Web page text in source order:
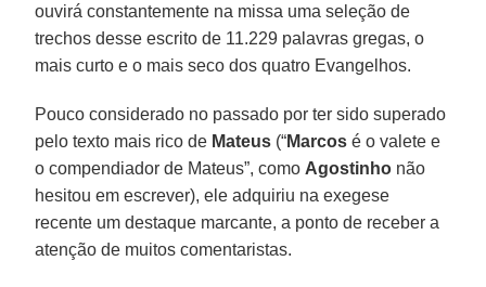
ouvirá constantemente na missa uma seleção de
trechos desse escrito de 11.229 palavras gregas, o
mais curto e o mais seco dos quatro Evangelhos.
Pouco considerado no passado por ter sido superado
pelo texto mais rico de Mateus (“Marcos é o valete e
o compendiador de Mateus”, como Agostinho não
hesitou em escrever), ele adquiriu na exegese
recente um destaque marcante, a ponto de receber a
atenção de muitos comentaristas.